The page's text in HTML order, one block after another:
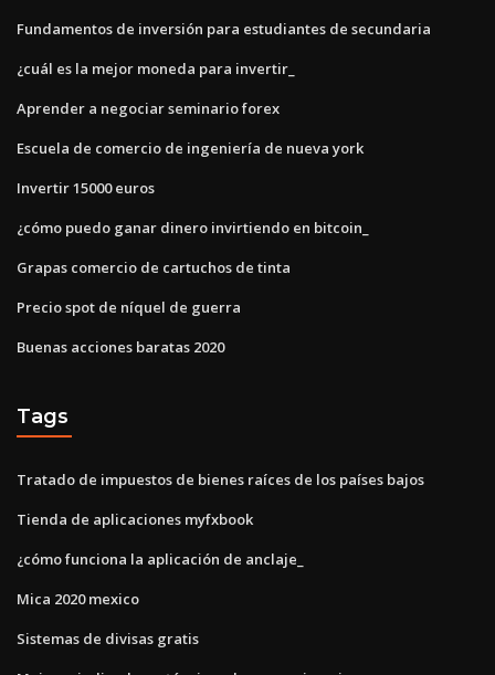
Fundamentos de inversión para estudiantes de secundaria
¿cuál es la mejor moneda para invertir_
Aprender a negociar seminario forex
Escuela de comercio de ingeniería de nueva york
Invertir 15000 euros
¿cómo puedo ganar dinero invirtiendo en bitcoin_
Grapas comercio de cartuchos de tinta
Precio spot de níquel de guerra
Buenas acciones baratas 2020
Tags
Tratado de impuestos de bienes raíces de los países bajos
Tienda de aplicaciones myfxbook
¿cómo funciona la aplicación de anclaje_
Mica 2020 mexico
Sistemas de divisas gratis